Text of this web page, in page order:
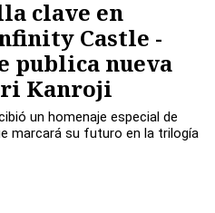
clave en
Castle -
publica nueva
Kanroji
un homenaje especial de
marcará su futuro en la trilogía